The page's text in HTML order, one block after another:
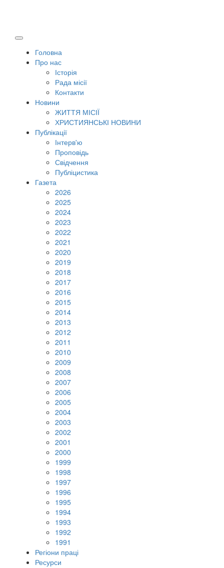
Головна
Про нас
Історія
Рада місії
Контакти
Новини
ЖИТТЯ МІСІЇ
ХРИСТИЯНСЬКІ НОВИНИ
Публікації
Інтерв'ю
Проповідь
Свідчення
Публіцистика
Газета
2026
2025
2024
2023
2022
2021
2020
2019
2018
2017
2016
2015
2014
2013
2012
2011
2010
2009
2008
2007
2006
2005
2004
2003
2002
2001
2000
1999
1998
1997
1996
1995
1994
1993
1992
1991
Регіони праці
Ресурси